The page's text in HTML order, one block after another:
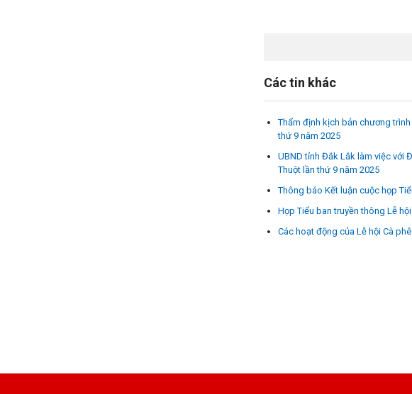
Các tin khác
Thẩm định kịch bản chương
thứ 9 năm 2025
UBND tỉnh Đắk Lắk làm việc với
Thuột lần thứ 9 năm 2025
Thông báo Kết luận cuộc họp
Họp Tiểu ban truyền thông Lễ
Các hoạt động của Lễ hội Cà